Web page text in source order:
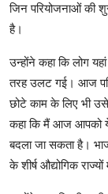
जिन परियोजनाओं की
है।
उन्होंने कहा कि लोग
तरह उलट गई। आज
छोटे काम के लिए भी
कहा कि मैं आज आपको ये
बदला जा सकता है।
के शीर्ष औद्योगिक